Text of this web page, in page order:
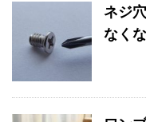
ネジ
なく